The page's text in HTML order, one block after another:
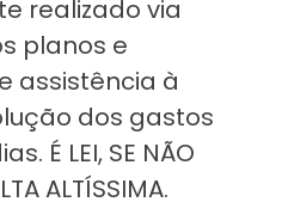
realizado via
planos e
assistência à
dos gastos
É LEI, SE NÃO
ALTÍSSIMA.